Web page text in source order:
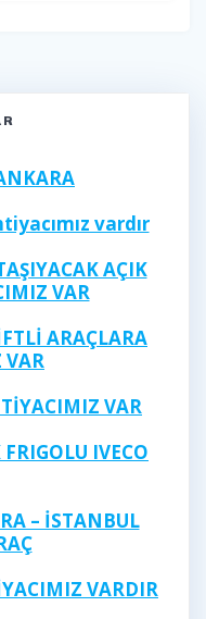
vardır
AÇIK
VAR
ARAÇLARA
VAR
IVECO
– İSTANBUL
VARDIR